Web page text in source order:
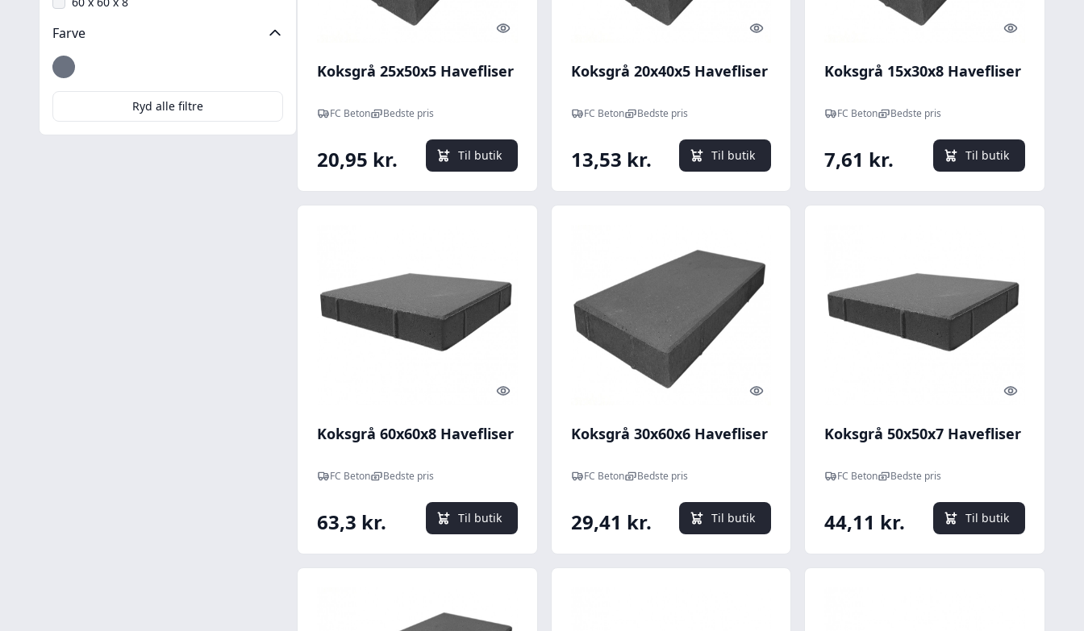
Farve
Grå
Ryd alle filtre
Quick look
Koksgrå 25x50x5 Havefliser
FC Beton Bedste pris
20,95 kr. Til butik
Quick look
Koksgrå 20x40x5 Havefliser
FC Beton Bedste pris
13,53 kr. Til butik
Quick look
Koksgrå 15x30x8 Havefliser
FC Beton Bedste pris
7,61 kr. Til butik
Quick look
Koksgrå 60x60x8 Havefliser
FC Beton Bedste pris
63,3 kr. Til butik
Quick look
Koksgrå 30x60x6 Havefliser
FC Beton Bedste pris
29,41 kr. Til butik
Quick look
Koksgrå 50x50x7 Havefliser
FC Beton Bedste pris
44,11 kr. Til butik